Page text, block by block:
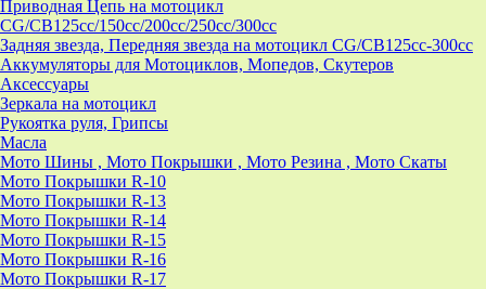
Приводная Цепь на мотоцикл
CG/CB125cc/150cc/200cc/250cc/300cc
Задняя звезда, Передняя звезда на мотоцикл CG/CB125cc-300сс
Аккумуляторы для Мотоциклов, Мопедов, Скутеров
Аксессуары
Зеркала на мотоцикл
Рукоятка руля, Грипсы
Масла
Мото Шины , Мото Покрышки , Мото Резина , Мото Скаты
Мото Покрышки R-10
Мото Покрышки R-13
Мото Покрышки R-14
Мото Покрышки R-15
Мото Покрышки R-16
Мото Покрышки R-17